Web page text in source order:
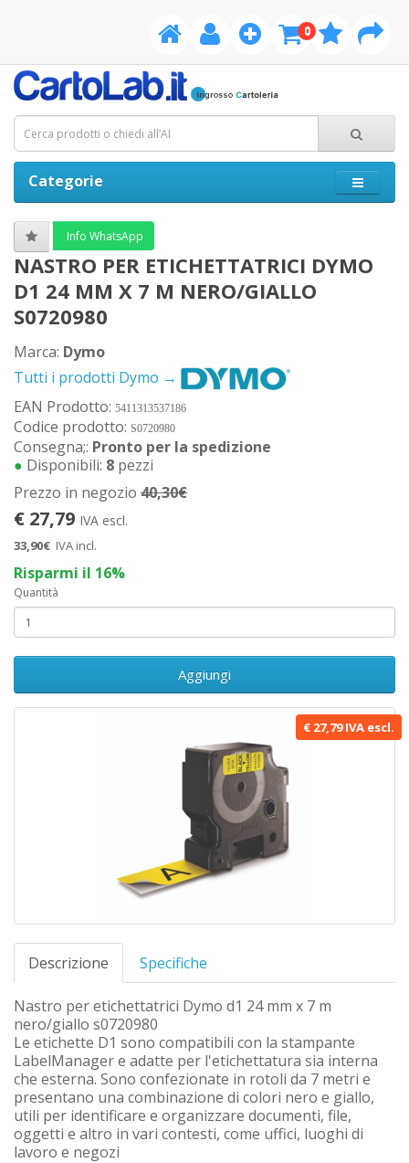
0
Categorie
€ 27,79 IVA escl.
Descrizione Specifiche
Nastro per etichettatrici Dymo d1 24 mm x 7 m
nero/giallo s0720980
Le etichette D1 sono compatibili con la stampante
LabelManager e adatte per l'etichettatura sia interna
che esterna. Sono confezionate in rotoli da 7 metri e
presentano una combinazione di colori nero e giallo,
utili per identificare e organizzare documenti, file,
oggetti e altro in vari contesti, come uffici, luoghi di
lavoro e negozi
Info WhatsApp
NASTRO PER ETICHETTATRICI DYMO
D1 24 MM X 7 M NERO/GIALLO
S0720980
Marca: Dymo
Tutti i prodotti Dymo →
EAN Prodotto: 5411313537186
Codice prodotto: S0720980
Consegna;: Pronto per la spedizione
● Disponibili: 8 pezzi
Prezzo in negozio 40,30€
€ 27,79 IVA escl.
33,90€ IVA incl.
Risparmi il 16%
Quantità
Aggiungi